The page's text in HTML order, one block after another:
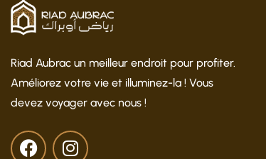
Riad Aubrac un meilleur endroit pour profiter.
Améliorez votre vie et illuminez-la ! Vous
devez voyager avec nous !